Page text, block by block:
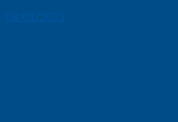
08/01/2025